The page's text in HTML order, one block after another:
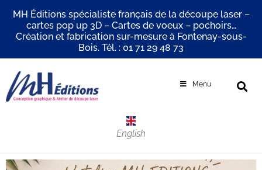
MH Éditions spécialiste français de la découpe laser –
cartes pop up 3D – Cartes de voeux – pochoirs…
Création et fabrication sur-mesure à Fontenay-sous-
Bois. Tél. : 01 71 29 48 73
Menu
English